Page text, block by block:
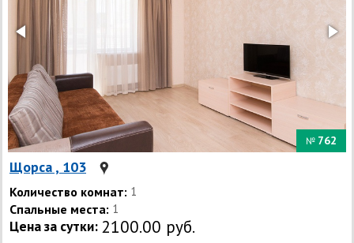
№ 762
Щорса , 103
Количество комнат: 1
Спальные места: 1
Цена за сутки: 2100.00 руб.